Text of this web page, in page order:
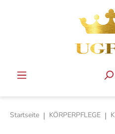
Startseite | KÖRPERPFLEGE |